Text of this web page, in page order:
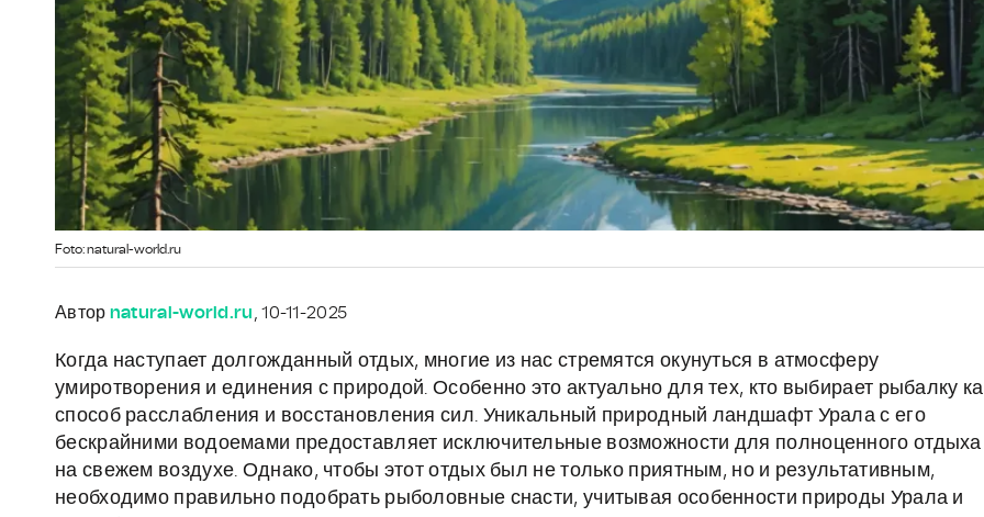
Foto: natural-world.ru
Автор natural-world.ru, 10-11-2025
Когда наступает долгожданный отдых, многие из нас стремятся окунуться в атмосферу
умиротворения и единения с природой. Особенно это актуально для тех, кто выбирает рыбалку
способ расслабления и восстановления сил. Уникальный природный ландшафт Урала с его
бескрайними водоемами предоставляет исключительные возможности для полноценного отдыха
на свежем воздухе. Однако, чтобы этот отдых был не только приятным, но и результативным,
необходимо правильно подобрать рыболовные снасти, учитывая особенности природы Урала и